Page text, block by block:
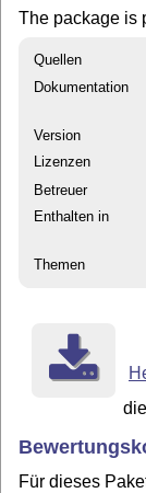
The package is
Quellen
Dokumentation
Version
Lizenzen
Betreuer
Enthalten in
Themen
Für dieses